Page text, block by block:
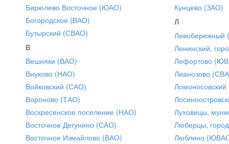
Бирюлево Восточное (ЮАО)
Богородское (ВАО)
Бутырский (СВАО)
В
Вешняки (ВАО)
Внуково (НАО)
Войковский (САО)
Вороново (ТАО)
Воскресенское поселение (НАО)
Восточное Дегунино (САО)
Восточное Измайлово (ВАО)
Кунцево (ЗАО)
Л
Ленинский,
Лефортово
Лианозово
Луховицы,
Люберцы,
Люблино